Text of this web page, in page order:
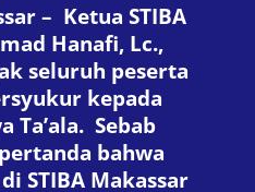
– Ketua STIBA
Hanafi, Lc.,
seluruh peserta
kepada
Ta’ala. Sebab
bahwa
STIBA Makassar